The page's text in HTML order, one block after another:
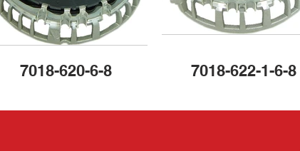
7018-620-6-8 7018-622-1-6-8